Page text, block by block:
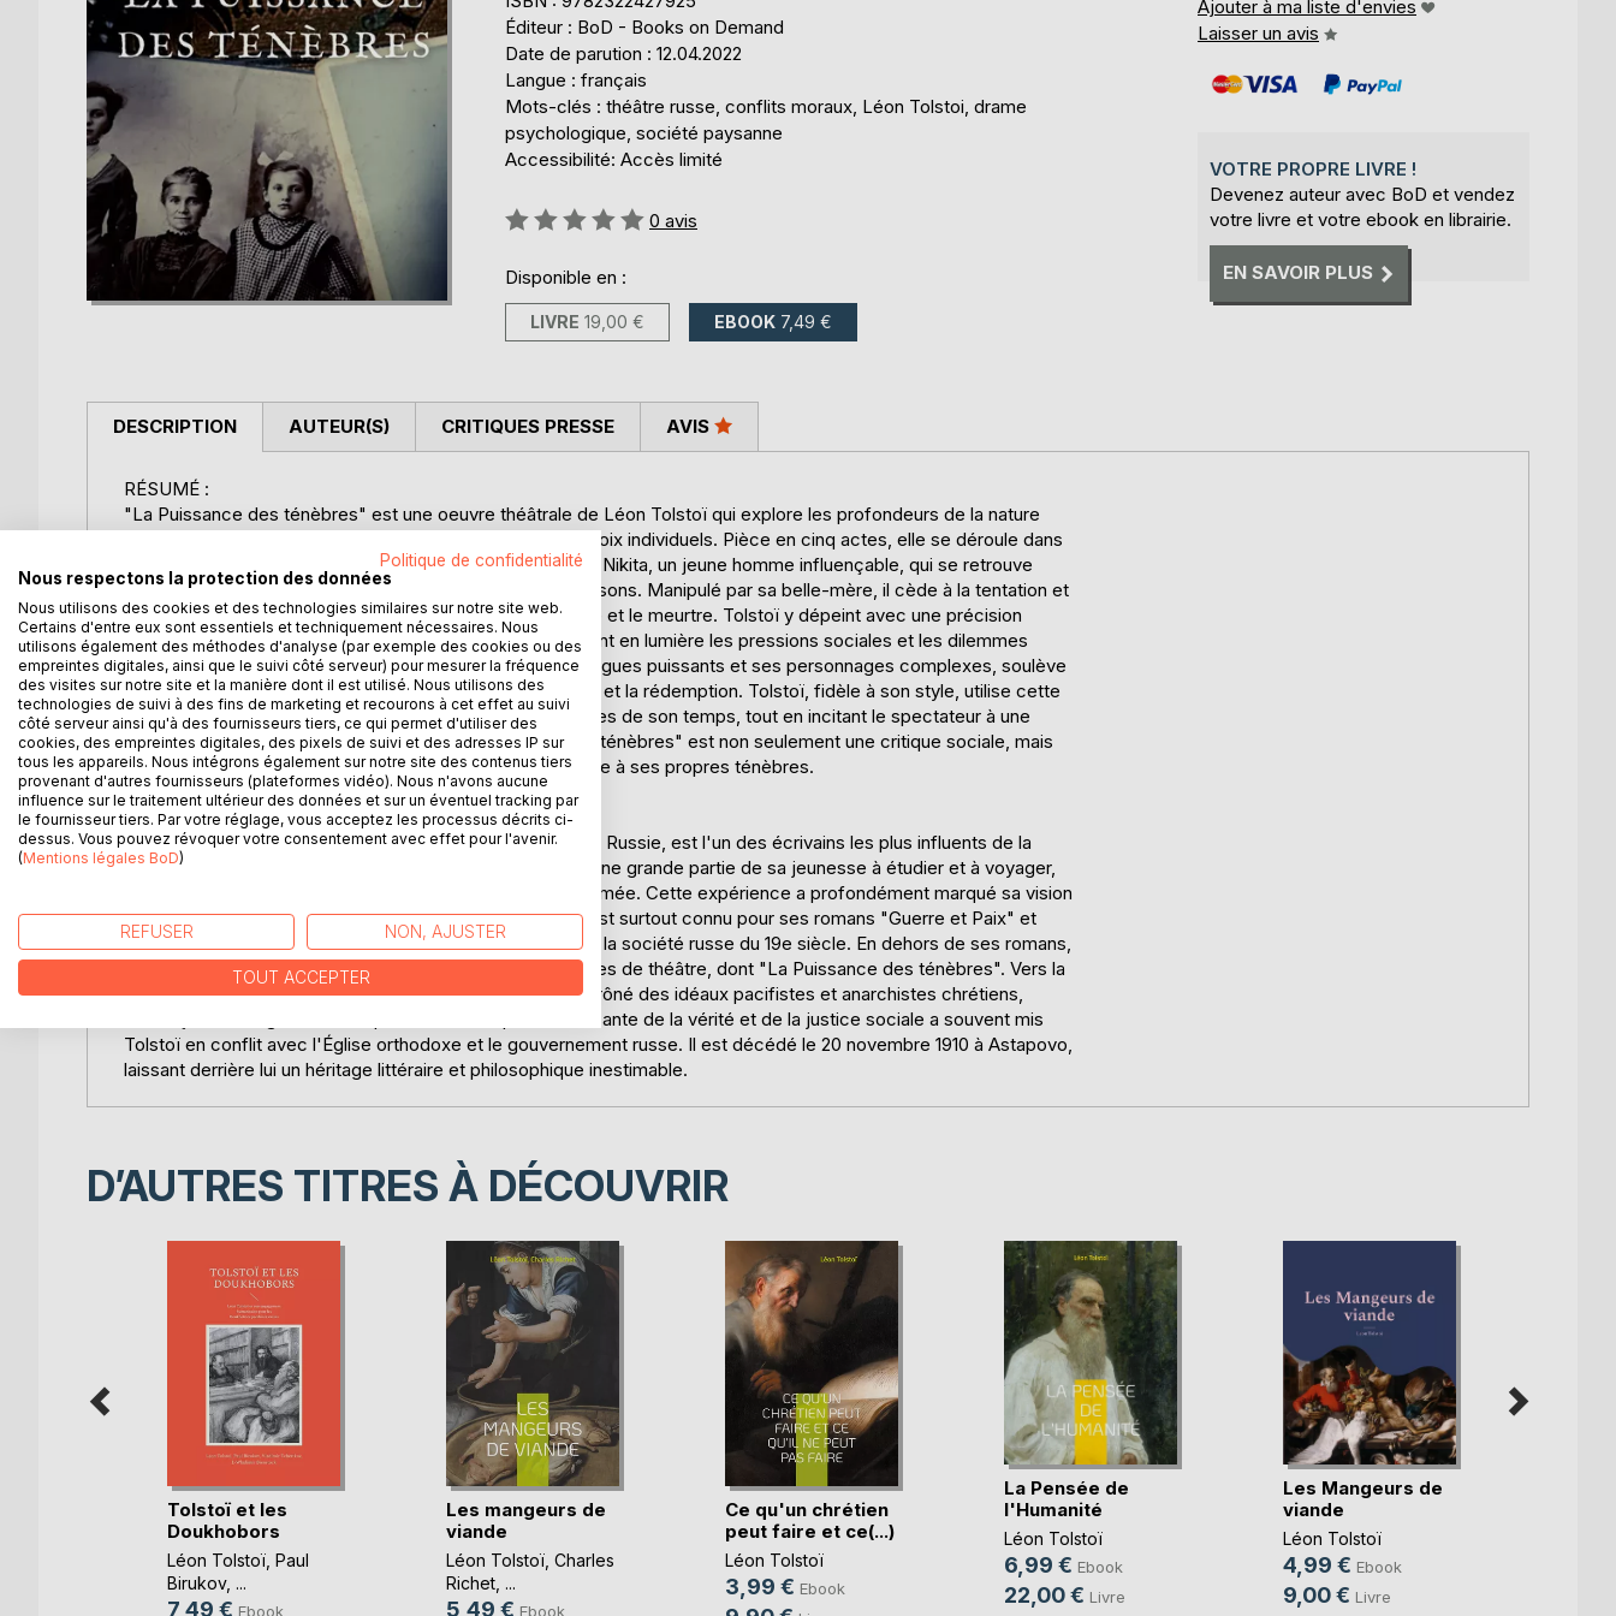
Éditeur : BoD - Books on Demand
Date de parution : 12.04.2022
Langue : français
Mots-clés : théâtre russe, conflits moraux, Léon Tolstoi, drame
psychologique, société paysanne
Accessibilité: Accès limité
Évaluation:
0 avis
Disponible en :
LIVRE 19,00 € EBOOK 7,49 €
Ajouter à ma liste d'envies
Laisser un avis
VOTRE PROPRE LIVRE !
Devenez auteur avec BoD et vendez
votre livre et votre ebook en librairie.
EN SAVOIR PLUS
DESCRIPTION
RÉSUMÉ :
"La Puissance des ténèbres" est une oeuvre théâtrale de Léon Tolstoï qui explore les profondeurs de la nature
humaine, les conflits moraux et les conséquences des choix individuels. Pièce en cinq actes, elle se déroule dans
un milieu paysan russe à la fin du 19e siècle. L'histoire suit Nikita, un jeune homme influençable, qui se retrouve
piégé dans un enchevêtrement de mensonges et de trahisons. Manipulé par sa belle-mère, il cède à la tentation et
commet des actes impardonnables, notamment l'adultère et le meurtre. Tolstoï y dépeint avec une précision
chirurgicale la dégradation morale de Nikita, tout en mettant en lumière les pressions sociales et les dilemmes
éthiques auxquels il fait face. La pièce, à travers ses dialogues puissants et ses personnages complexes, soulève
des questions universelles sur le bien et le mal, le repentir et la rédemption. Tolstoï, fidèle à son style, utilise cette
tragédie pour critiquer les institutions sociales et religieuses de son temps, tout en incitant le spectateur à une
introspection sur ses propres valeurs. "La Puissance des ténèbres" est non seulement une critique sociale, mais
aussi une exploration de la lutte intérieure de l'homme face à ses propres ténèbres.
L'AUTEUR :
Léon Tolstoï, né le 9 septembre 1828 à Iasnaïa Poliana, en Russie, est l'un des écrivains les plus influents de la
littérature mondiale. Issu de la noblesse russe, il a passé une grande partie de sa jeunesse à étudier et à voyager,
avant de s'engager dans l'armée pendant la guerre de Crimée. Cette expérience a profondément marqué sa vision
du monde et a inspiré certaines de ses oeuvres. Tolstoï est surtout connu pour ses romans "Guerre et Paix" et
"Anna Karénine", qui sont des fresques monumentales de la société russe du 19e siècle. En dehors de ses romans,
il a également écrit des essais, des nouvelles et des pièces de théâtre, dont "La Puissance des ténèbres". Vers la
fin de sa vie, Tolstoï a adopté un mode de vie simple et prôné des idéaux pacifistes et anarchistes chrétiens,
influençant des figures telles que Gandhi. Sa quête incessante de la vérité et de la justice sociale a souvent mis
Tolstoï en conflit avec l'Église orthodoxe et le gouvernement russe. Il est décédé le 20 novembre 1910 à Astapovo,
laissant derrière lui un héritage littéraire et philosophique inestimable.
AUTEUR(S) CRITIQUES PRESSE AVIS
D’AUTRES TITRES À DÉCOUVRIR
Tolstoï et les
Doukhobors
Léon Tolstoï, Paul
Birukov, ...
7,49 € Ebook
Les mangeurs de
viande
Léon Tolstoï, Charles
Richet, ...
5,49 € Ebook
Ce qu'un chrétien
peut faire et ce(...)
Léon Tolstoï
3,99 € Ebook
La Pensée de
l'Humanité
Léon Tolstoï
6,99 € Ebook
22,00 € Livre
Les Mangeurs de
viande
Léon Tolstoï
4,99 € Ebook
9,00 € Livre
Politique de confidentialité
Nous respectons la protection des données
Nous utilisons des cookies et des technologies similaires sur notre site web.
Certains d'entre eux sont essentiels et techniquement nécessaires. Nous
utilisons également des méthodes d'analyse (par exemple des cookies ou des
empreintes digitales, ainsi que le suivi côté serveur) pour mesurer la fréquence
des visites sur notre site et la manière dont il est utilisé. Nous utilisons des
technologies de suivi à des fins de marketing et recourons à cet effet au suivi
côté serveur ainsi qu'à des fournisseurs tiers, ce qui permet d'utiliser des
cookies, des empreintes digitales, des pixels de suivi et des adresses IP sur
tous les appareils. Nous intégrons également sur notre site des contenus tiers
provenant d'autres fournisseurs (plateformes vidéo). Nous n'avons aucune
influence sur le traitement ultérieur des données et sur un éventuel tracking par
le fournisseur tiers. Par votre réglage, vous acceptez les processus décrits ci-
dessus. Vous pouvez révoquer votre consentement avec effet pour l'avenir.
(Mentions légales BoD)
REFUSER NON, AJUSTER
TOUT ACCEPTER